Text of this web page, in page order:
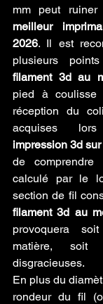
meilleur
2026. Il est
plusieurs
filament 3d au
pied à
réception du
acquises
impression 3d
de
calculé par le
section de fil
filament 3d au
provoquera
matière, soit
disgracieuses.
En plus du
rondeur du fil